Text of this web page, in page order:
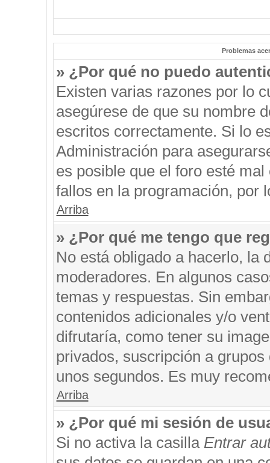
Problemas
» ¿Por qué no puedo
Existen varias razones por lo
asegúrese de que su nombre
escritos correctamente. Si lo
Administración para
es posible que el foro esté
fallos en la programación, por
Arriba
» ¿Por qué me tengo que
No está obligado a hacerlo, la
moderadores. En algunos
temas y respuestas. Sin
contenidos adicionales y/o
difrutaría, como tener su
privados, suscripción a
unos segundos. Es muy
Arriba
» ¿Por qué mi sesión de
Si no activa la casilla Entrar